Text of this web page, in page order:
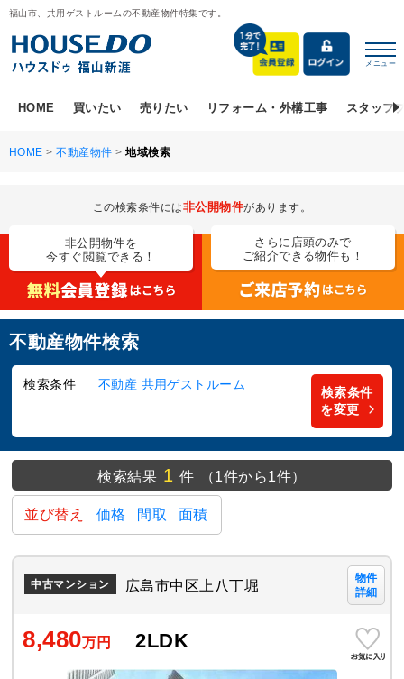
福山市、共用ゲストルームの不動産物件特集です。
メニュー
HOME 買いたい 売りたい リフォーム・外構工事 スタッフ
HOME >不動産物件 >地域検索
この検索条件には非公開物件があります。
非公開物件を
今すぐ閲覧できる！
さらに店頭のみで
ご紹介できる物件も！
不動産物件検索
検索条件 不動産 共用ゲストルーム
検索条件
を変更
検索結果 1 件 （1件から1件）
並び替え 価格 間取 面積
中古マンション 広島市中区上八丁堀
物件
詳細
8,480万円 2LDK